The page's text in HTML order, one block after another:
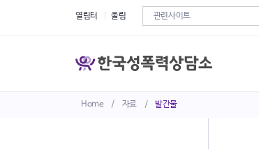
Home / 자료 / 발간물
열림터 울림